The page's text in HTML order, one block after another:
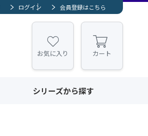
ログイン 会員登録はこちら
お気に入り カート
シリーズから探す